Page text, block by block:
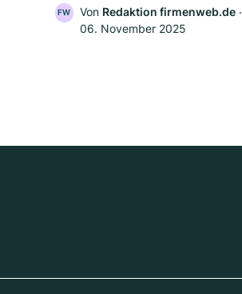
FW Von Redaktion firmenweb.de‧
06. November 2025